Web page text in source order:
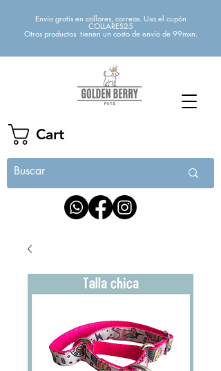
Cart
Envío gratis en collares, correas. Usa el cupón
COLLARES25
Otros productos tienen un costo de envío de 99mxn.